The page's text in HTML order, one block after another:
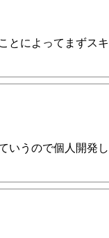
によってまずス
うので個人開発